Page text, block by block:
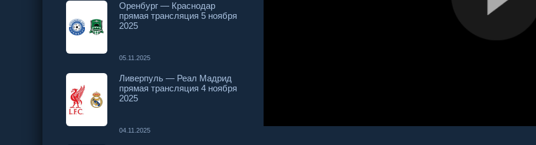
Оренбург — Краснодар
прямая трансляция 5 ноября
2025
05.11.2025
Ливерпуль — Реал Мадрид
прямая трансляция 4 ноября
2025
04.11.2025